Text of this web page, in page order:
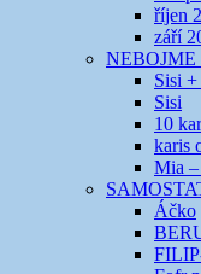
říjen
září
Sisi
Sisi
10
karis
Mia
Áčko